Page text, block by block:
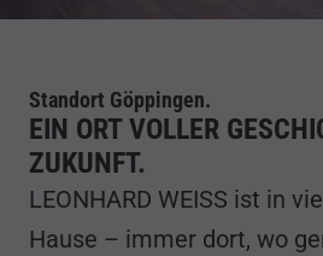
Standort Göppingen.
EIN ORT VOLLER
ZUKUNFT.
LEONHARD WEISS ist in
Hause – immer dort, wo